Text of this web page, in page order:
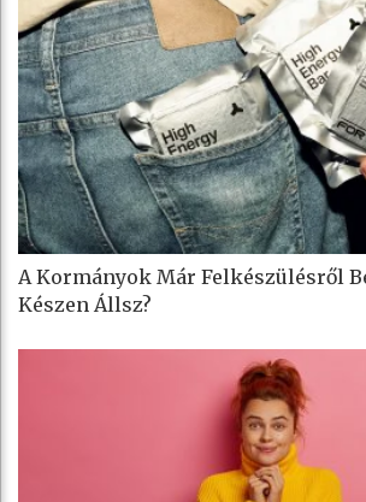
A Kormányok Már Felkészülésről
Készen Állsz?